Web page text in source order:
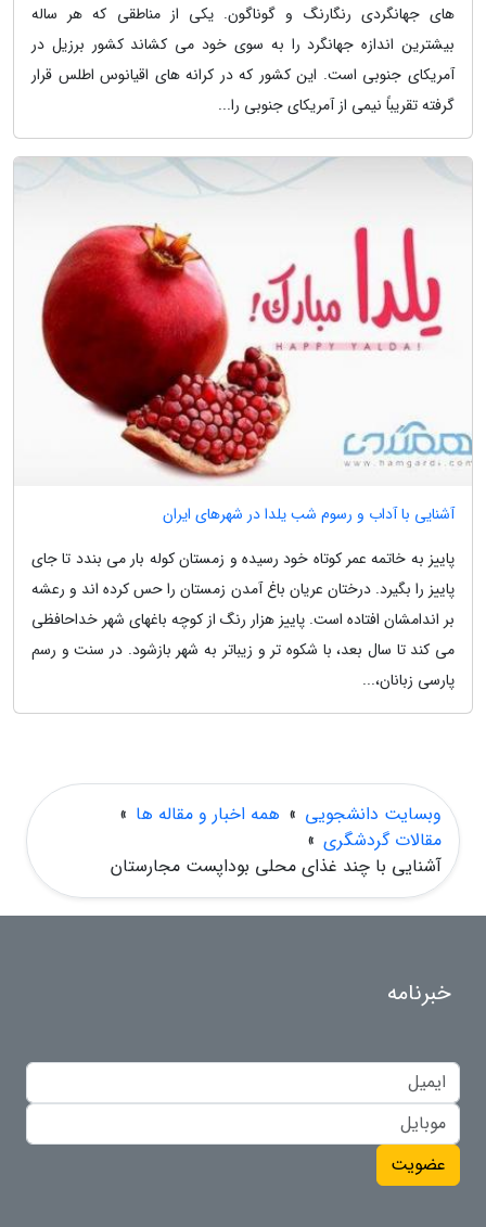
های جهانگردی رنگارنگ و گوناگون. یکی از مناطقی که هر ساله
بیشترین اندازه جهانگرد را به سوی خود می کشاند کشور برزیل در
آمریکای جنوبی است. این کشور که در کرانه های اقیانوس اطلس قرار
گرفته تقریباً نیمی از آمریکای جنوبی را...
آشنایی با آداب و رسوم شب یلدا در شهرهای ایران
پاییز به خاتمه عمر کوتاه خود رسیده و زمستان کوله بار می بندد تا جای
پاییز را بگیرد. درختان عریان باغ آمدن زمستان را حس کرده اند و رعشه
بر اندامشان افتاده است. پاییز هزار رنگ از کوچه باغهای شهر خداحافظی
می کند تا سال بعد، با شکوه تر و زیباتر به شهر بازشود. در سنت و رسم
پارسی زبانان،...
وبسایت دانشجویی » همه اخبار و مقاله ها »
مقالات گردشگری »
آشنایی با چند غذای محلی بوداپست مجارستان
خبرنامه
عضویت